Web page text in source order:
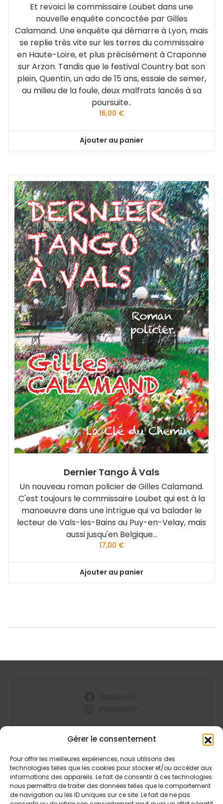
Gérer le consentement
Pour offrir les meilleures expériences, nous utilisons des
technologies telles que les cookies pour stocker et/ou accéder aux
informations des appareils. Le fait de consentir à ces technologies
nous permettra de traiter des données telles que le comportement
de navigation ou les ID uniques sur ce site. Le fait de ne pas
Et revoici le commissaire Loubet dans une
nouvelle enquête concoctée par Gilles
Calamand. Une enquête qui démarre à Lyon, mais
se replie très vite sur les terres du commissaire
en Haute-Loire, et plus précisément à Craponne
sur Arzon. Tandis que le festival Country bat son
plein, Quentin, un ado de 15 ans, essaie de semer,
au milieu de la foule, deux malfrats lancés à sa
poursuite..
16,00 €
Ajouter au panier
Dernier Tango À Vals
Un nouveau roman policier de Gilles Calamand.
C'est toujours le commissaire Loubet qui est à la
manoeuvre dans une intrigue qui va balader le
lecteur de Vals-les-Bains au Puy-en-Velay, mais
aussi jusqu'en Belgique...
17,00 €
Ajouter au panier
La Clé du Chemin
4, chemin de la Côte du Mont
43500 CRAPONNE SUR ARZON